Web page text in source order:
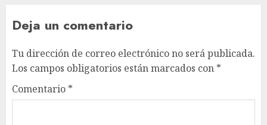
Deja un comentario
Tu dirección de correo electrónico no será publicada.
Los campos obligatorios están marcados con *
Comentario *